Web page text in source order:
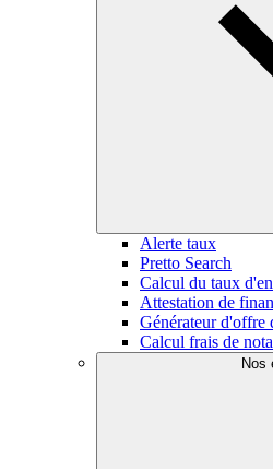
Alerte taux
Pretto Search
Calcul du taux
Attestation de
Générateur d'offre
Calcul frais de
Nos